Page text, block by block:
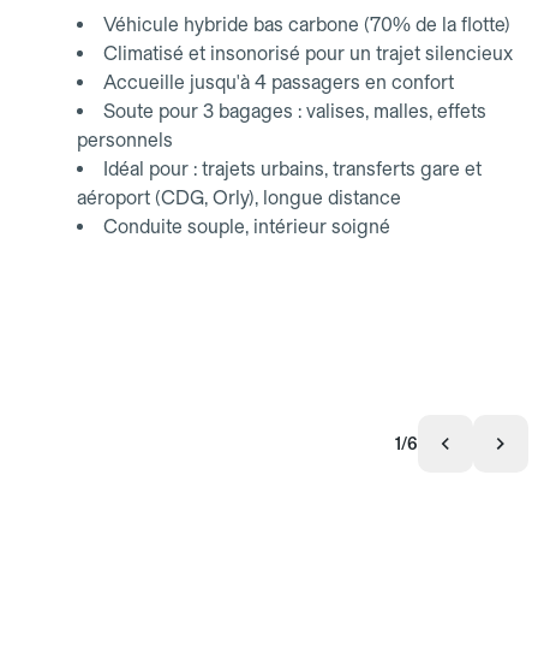
Véhicule hybride bas carbone (70% de la flotte)
Climatisé et insonorisé pour un trajet silencieux
Accueille jusqu'à 4 passagers en confort
Soute pour 3 bagages : valises, malles, effets
personnels
Idéal pour : trajets urbains, transferts gare et
aéroport (CDG, Orly), longue distance
Conduite souple, intérieur soigné
1/6